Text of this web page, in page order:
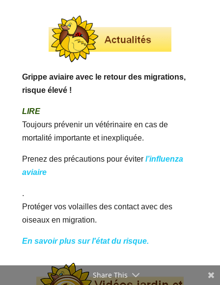
Grippe aviaire avec le retour des migrations,
risque élevé !
LIRE
Toujours prévenir un vétérinaire en cas de
mortalité importante et inexpliquée.
Prenez des précautions pour éviter l’influenza
aviaire
.
Protéger vos volailles des contact avec des
oiseaux en migration.
En savoir plus sur l'état du risque.
Share This